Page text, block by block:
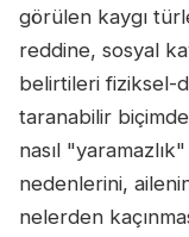
görülen kaygı
reddine, sosyal
belirtileri fiziksel-
taranabilir
nasıl
nedenlerini,
nelerden